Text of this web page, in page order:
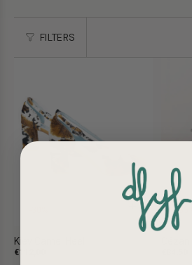
FILTERS
+
Kiev Camel Heel
€112,00
-35%